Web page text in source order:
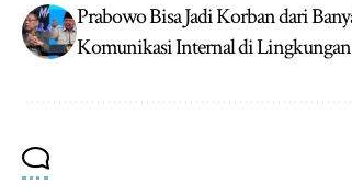
Prabowo Bisa Jadi Korban dari
Komunikasi Internal di Lingkungan